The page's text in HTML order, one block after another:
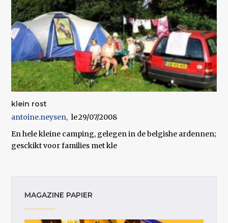
klein rost
antoine.neysen
29/07/2008
En hele kleine camping, gelegen in de belgishe ardennen;
gesckikt voor families met kle
MAGAZINE PAPIER